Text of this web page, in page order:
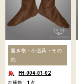
履き物・小道具・その
他
FH-004-01-02
在庫数:
1 点